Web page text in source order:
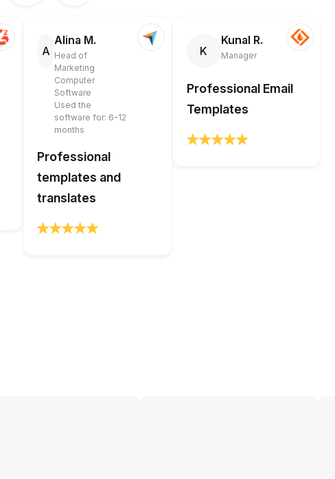
A
Alina M.
Head of
Marketing
Computer
Software
Used the
software for: 6-12
months
Professional
templates and
translates
K
Kunal R.
Manager
Professional Email
Templates